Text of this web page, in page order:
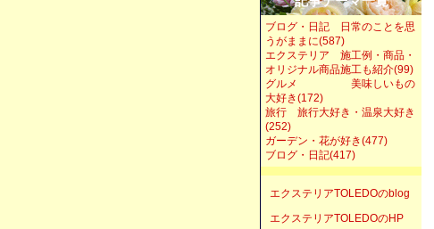
ブログ・日記 日常のことを思
うがままに(587)
エクステリア 施工例・商品・
オリジナル商品施工も紹介(99)
グルメ 美味しいもの
大好き(172)
旅行 旅行大好き・温泉大好き
(252)
ガーデン・花が好き(477)
ブログ・日記(417)
エクステリアTOLEDOのblog
エクステリアTOLEDOのHP